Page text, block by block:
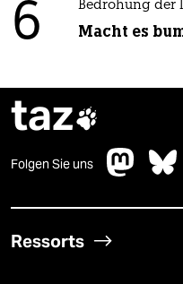
6 Bedrohung der
Macht es
taz
Folgen Sie uns
Ressorts